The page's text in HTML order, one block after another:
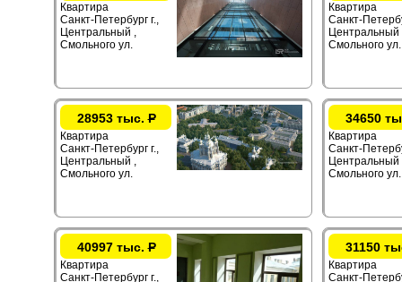
Квартира
Санкт-Петербург г.,
Центральный ,
Смольного ул.
Квартира
Санкт-
Центральный
Смольного ул.
28953 тыс.Р
Квартира
Санкт-Петербург г.,
Центральный ,
Смольного ул.
34650
Квартира
Санкт-
Центральный
Смольного ул.
40997 тыс.Р
Квартира
Санкт-Петербург г.,
31150
Квартира
Санкт-